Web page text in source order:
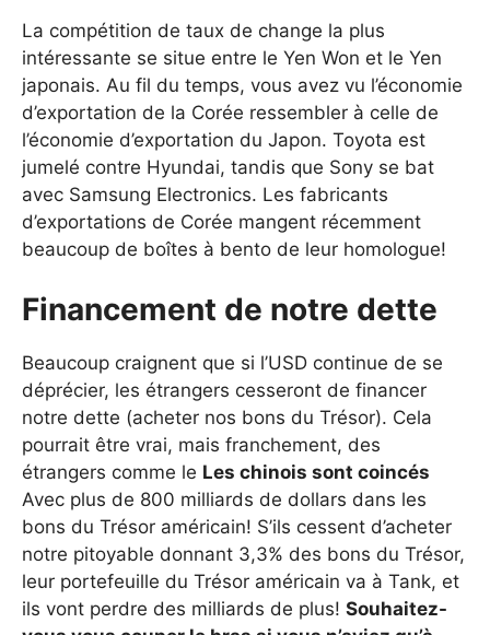
La compétition de taux de change la plus
intéressante se situe entre le Yen Won et le Yen
japonais. Au fil du temps, vous avez vu l’économie
d’exportation de la Corée ressembler à celle de
l’économie d’exportation du Japon. Toyota est
jumelé contre Hyundai, tandis que Sony se bat
avec Samsung Electronics. Les fabricants
d’exportations de Corée mangent récemment
beaucoup de boîtes à bento de leur homologue!
Financement de notre dette
Beaucoup craignent que si l’USD continue de se
déprécier, les étrangers cesseront de financer
notre dette (acheter nos bons du Trésor). Cela
pourrait être vrai, mais franchement, des
étrangers comme le Les chinois sont coincés
Avec plus de 800 milliards de dollars dans les
bons du Trésor américain! S’ils cessent d’acheter
notre pitoyable donnant 3,3% des bons du Trésor,
leur portefeuille du Trésor américain va à Tank, et
ils vont perdre des milliards de plus! Souhaitez-